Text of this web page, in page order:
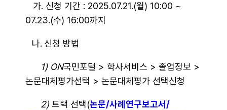
가. 신청 기간 : 2025.07.21.(월) 10:00 ~
07.23.(수) 16:00까지
나. 신청 방법
1) ON국민포털 > 학사서비스 > 졸업정보 >
논문대체평가선택 > 논문대체평가 선택신청
2)트랙 선택(논문/사례연구보고서/